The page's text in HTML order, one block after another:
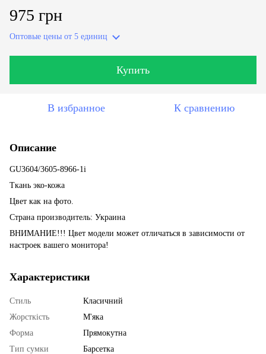
975 грн
Оптовые цены от 5 единиц
Купить
В избранное К сравнению
Описание
GU3604/3605-8966-1i
Ткань эко-кожа
Цвет как на фото.
Страна производитель: Украина
ВНИМАНИЕ!!! Цвет модели может отличаться в зависимости от
настроек вашего монитора!
Характеристики
Стиль
Класичний
Жорсткість
М'яка
Форма
Прямокутна
Тип сумки
Барсетка